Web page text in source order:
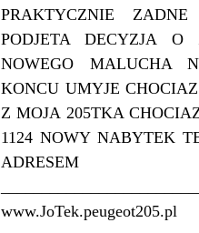
PRAKTYCZNIE
PODJETA DECYZJA
NOWEGO MALUCHA
KONCU UMYJE
Z MOJA 205TKA
1124 NOWY NABYTEK
ADRESEM
www.JoTek.peugeot205.pl